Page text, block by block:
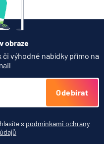
obraze
výhodné nabídky přímo na
Odebírat
s podmínkami ochrany